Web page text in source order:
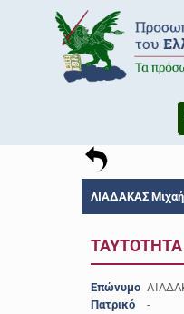
ΛΙΑΔΑΚΑΣ
ΤΑΥΤΟΤΗΤΑ
Επώνυμο
Πατρικό
-